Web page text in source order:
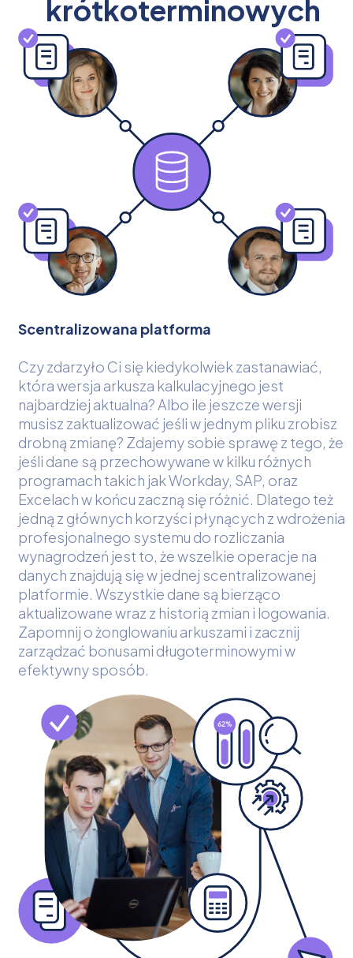
krótkoterminowych
Scentralizowana platforma
Czy zdarzyło Ci się kiedykolwiek zastanawiać,
która wersja arkusza kalkulacyjnego jest
najbardziej aktualna? Albo ile jeszcze wersji
musisz zaktualizować jeśli w jednym pliku zrobisz
drobną zmianę? Zdajemy sobie sprawę z tego, że
jeśli dane są przechowywane w kilku różnych
programach takich jak Workday, SAP, oraz
Excelach w końcu zaczną się różnić. Dlatego też
jedną z głównych korzyści płynących z wdrożenia
profesjonalnego systemu do rozliczania
wynagrodzeń jest to, że wszelkie operacje na
danych znajdują się w jednej scentralizowanej
platformie. Wszystkie dane są bierząco
aktualizowane wraz z historią zmian i logowania.
Zapomnij o żonglowaniu arkuszami i zacznij
zarządzać bonusami długoterminowymi w
efektywny sposób.